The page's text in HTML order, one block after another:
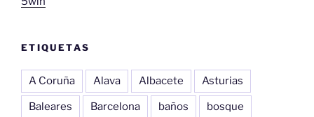
ETIQUETAS
A Coruña Alava Albacete Asturias
Baleares Barcelona baños bosque